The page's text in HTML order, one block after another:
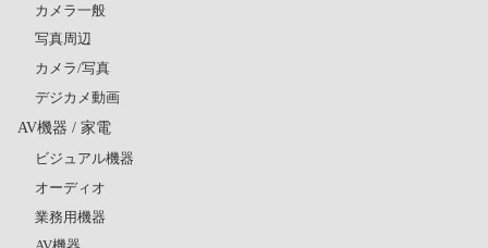
カメラ一般
写真周辺
カメラ/写真
デジカメ動画
AV機器 / 家電
ビジュアル機器
オーディオ
業務用機器